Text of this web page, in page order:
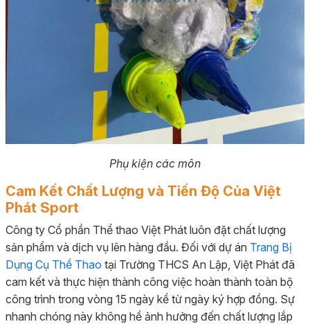
Phụ kiện các môn
Cam Kết Chất Lượng và Tiến Độ Của Việt
Phát Sport
Công ty Cổ phần Thể thao Việt Phát luôn đặt chất lượng
sản phẩm và dịch vụ lên hàng đầu. Đối với dự án Trang Bị
Dụng Cụ Thể Thao tại Trường THCS An Lập, Việt Phát đã
cam kết và thực hiện thành công việc hoàn thành toàn bộ
công trình trong vòng 15 ngày kể từ ngày ký hợp đồng. Sự
nhanh chóng này không hề ảnh hưởng đến chất lượng lắp